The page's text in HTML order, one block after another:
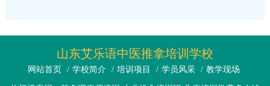
山东艾乐语中医推拿培训学校
网站首页 / 学校简介 / 培训项目 / 学员风采 / 教学现场